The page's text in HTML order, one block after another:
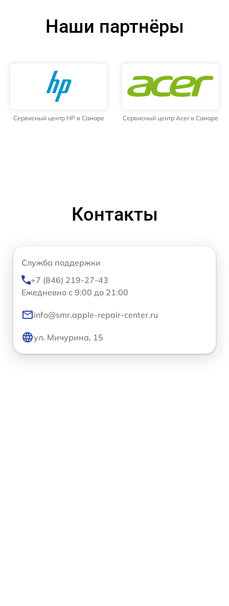
Наши партнёры
Сервисный центр HP в Самаре Сервисный центр Acer в Самаре
Контакты
Служба поддержки
+7 (846) 219-27-43
Ежедневно с 9:00 до 21:00
info@smr.apple-repair-center.ru
ул. Мичурина, 15